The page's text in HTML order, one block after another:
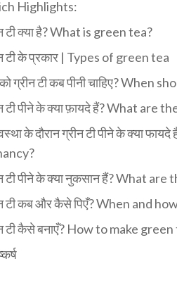
Highlights:
टी क्या है? What is green tea?
टी के प्रकार | Types of green tea
ग्रीन टी कब पीनी चाहिए? When
टी पीने के क्या फ़ायदे हैं? What
के दौरान ग्रीन टी पीने के
टी पीने के क्या नुकसान हैं? What
टी कब और कैसे पिएँ? When and
टी कैसे बनाएँ? How to make